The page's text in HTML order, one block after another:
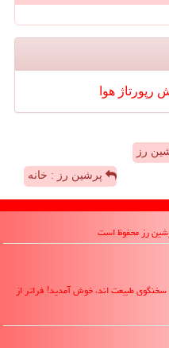
رپورتاژ هوا
رز
پرشین رز : خانه
سخنگوی طبیعت اند، خوش آمدید! فراتر از